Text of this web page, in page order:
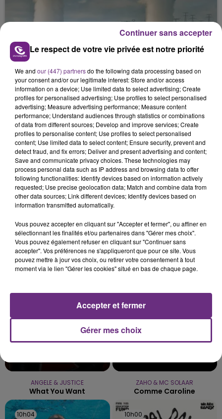
LA CENTRALE NUCLÉAIRE DE CHOOZ
TOUJOURS À L'ARRÊT
Cela fait déjà une semaine que la centrale
nucléaire ardennaise est à l'arrêt. Une situation
justifiée par la sécheresse intense qui est toujours
présente.
LE MAGASIN JOUÉCLUB DE REIMS FERME
SES PORTES
rémois. Le magasin JouéClub est contraint de
fermer ses portes.
TITRES DIFFUSÉS
ANGELE & JUSTICE
What You Want
ZAHO & MC SOLAAR
Comme Caroline
10h04
10h04 10h00
10h00
Le respect de votre vie privée est notre priorité
We and our (447) partnersdo the following data processing based on
your consent and/or our legitimate interest: Store and/or access
information on a device; Use limited data to select advertising; Create
profiles for personalised advertising; Use profiles to select personalised
advertising; Measure advertising performance; Measure content
performance; Understand audiences through statistics or combinations
of data from different sources; Develop and improve services; Create
profiles to personalise content; Use profiles to select personalised
content; Use limited data to select content; Ensure security, prevent and
detect fraud, and fix errors; Deliver and present advertising and content;
Save and communicate privacy choices. These technologies may
process personal data such as IP address and browsing data to offer
following functionalities: Identify devices based on information actively
requested; Use precise geolocation data; Match and combine data from
other data sources; Link different devices; Identify devices based on
information transmitted automatically.
Vous pouvez accepter en cliquant sur "Accepter et fermer", ou affiner en
sélectionnant les finalités et/ou partenaires dans "Gérer mes choix".
Vous pouvez également refuser en cliquant sur "Continuer sans
accepter". Vos préférences ne s'appliqueront que pour ce site. Vous
pouvez mettre à jour vos choix, ou retirer votre consentement à tout
moment via le lien "Gérer les cookies" situé en bas de chaque page.
Gérer mes choix
Accepter et fermer
Continuer sans accepter